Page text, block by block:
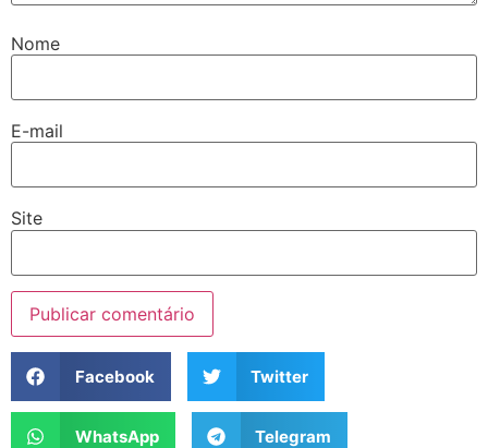
Nome
E-mail
Site
Facebook Twitter
WhatsApp Telegram